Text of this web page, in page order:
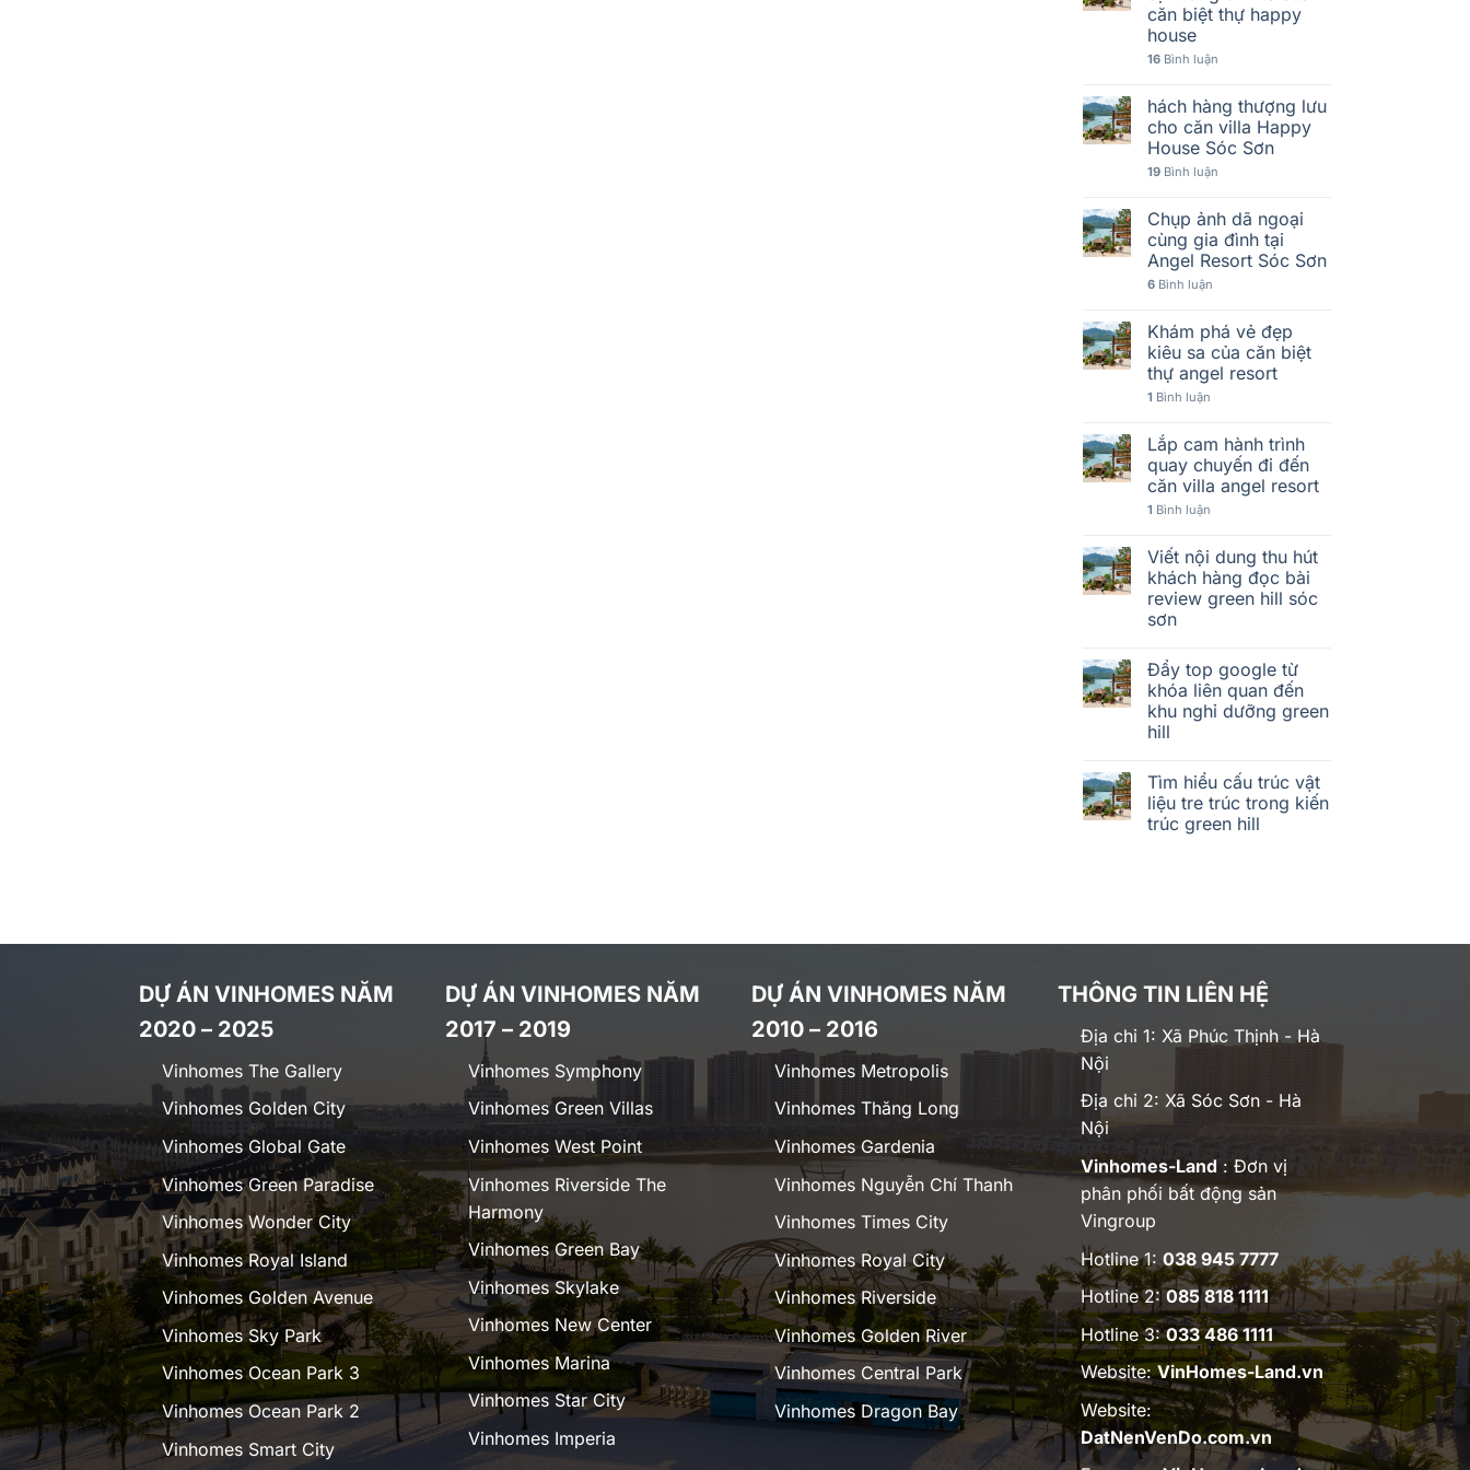
căn biệt thự happy
house
16Bình luận
hách hàng thượng lưu
cho căn villa Happy
House Sóc Sơn
19Bình luận
Chụp ảnh dã ngoại
cùng gia đình tại
Angel Resort Sóc Sơn
6Bình luận
Khám phá vẻ đẹp
kiêu sa của căn biệt
thự angel resort
1 Bình luận
Lắp cam hành trình
quay chuyến đi đến
căn villa angel resort
1 Bình luận
Viết nội dung thu hút
khách hàng đọc bài
review green hill sóc
sơn
Đẩy top google từ
khóa liên quan đến
khu nghỉ dưỡng green
hill
Tìm hiểu cấu trúc vật
liệu tre trúc trong kiến
trúc green hill
DỰ ÁN VINHOMES NĂM
2020 – 2025
Vinhomes The Gallery
Vinhomes Golden City
Vinhomes Global Gate
Vinhomes Green Paradise
Vinhomes Wonder City
Vinhomes Royal Island
Vinhomes Golden Avenue
Vinhomes Sky Park
Vinhomes Ocean Park 3
Vinhomes Ocean Park 2
Vinhomes Smart City
DỰ ÁN VINHOMES NĂM
2017 – 2019
Vinhomes Symphony
Vinhomes Green Villas
Vinhomes West Point
Vinhomes Riverside The
Harmony
Vinhomes Green Bay
Vinhomes Skylake
Vinhomes New Center
Vinhomes Marina
Vinhomes Star City
Vinhomes Imperia
DỰ ÁN VINHOMES NĂM
2010 – 2016
Vinhomes Metropolis
Vinhomes Thăng Long
Vinhomes Gardenia
Vinhomes Nguyễn Chí Thanh
Vinhomes Times City
Vinhomes Royal City
Vinhomes Riverside
Vinhomes Golden River
Vinhomes Central Park
Vinhomes Dragon Bay
THÔNG TIN LIÊN HỆ
Địa chỉ 1: Xã Phúc Thịnh - Hà
Nội
Địa chỉ 2: Xã Sóc Sơn - Hà
Nội
Vinhomes-Land: Đơn vị
phân phối bất động sản
Vingroup
Hotline 1:038 945 7777
Hotline 2:085 818 1111
Hotline 3:033 486 1111
Website:VinHomes-Land.vn
Website:
DatNenVenDo.com.vn